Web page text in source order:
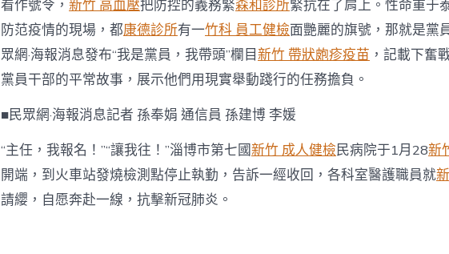
·
我
帶
頭〉
中
看作號令， 新竹 高血壓把防控的義務緊森和診所緊抗在了肩上。性命重于
防范疫情的現場，都康德診所有一竹科 員工健檢面艷麗的旗號，那就是黨
眾網·海報消息發布“我是黨員，我帶頭”欄目新竹 帶狀皰疹疫苗 ，記載下奮
黨員干部的平常故事，展示他們用現實舉動踐行的任務擔負。
■民眾網·海報消息記者 孫奉娟 通信員 孫建博 李媛
“主任，我報名！”“讓我往！”淄博市第七國新竹 成人健檢民病院于1月28新
開端，到火車站發燒檢測點停止執勤，告訴一經收回，各科室醫護職員就
請纓，自愿奔赴一線，抗擊新冠肺炎。